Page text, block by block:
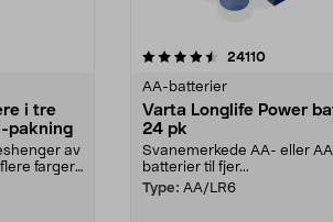
i tre
pakning
av
farger.
24110
AA-batterier
Varta Longlife Power
24 pk
Svanemerkede AA- eller
batterier til fjer...
Type: AA/LR6
4.5av 5 stjerner